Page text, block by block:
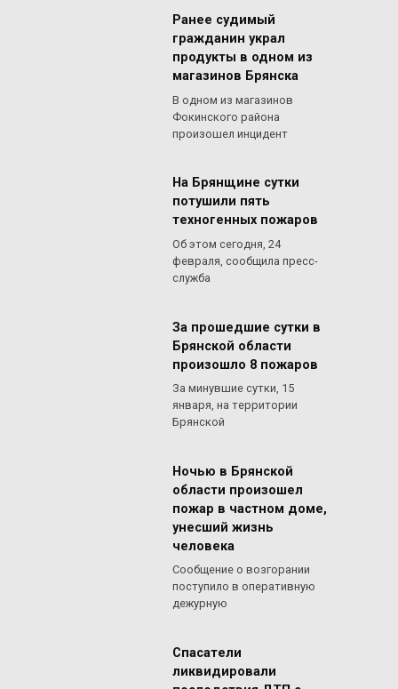
Ранее судимый
гражданин украл
продукты в одном из
магазинов Брянска
В одном из магазинов
Фокинского района
произошел инцидент
На Брянщине сутки
потушили пять
техногенных пожаров
Об этом сегодня, 24
февраля, сообщила пресс-
служба
За прошедшие сутки в
Брянской области
произошло 8 пожаров
За минувшие сутки, 15
января, на территории
Брянской
Ночью в Брянской
области произошел
пожар в частном доме,
унесший жизнь
человека
Сообщение о возгорании
поступило в оперативную
дежурную
Спасатели
ликвидировали